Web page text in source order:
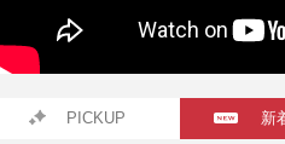
PICKUP 新